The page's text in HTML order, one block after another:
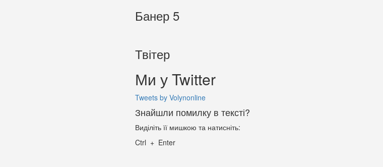
Банер 5
Твітер
Ми у Twitter
Tweets by Volynonline
Знайшли помилку в тексті?
Виділіть її мишкою та натисніть:
Ctrl + Enter